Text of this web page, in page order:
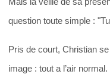
question toute simple :
Pris de court, Christian
image : tout a l’air